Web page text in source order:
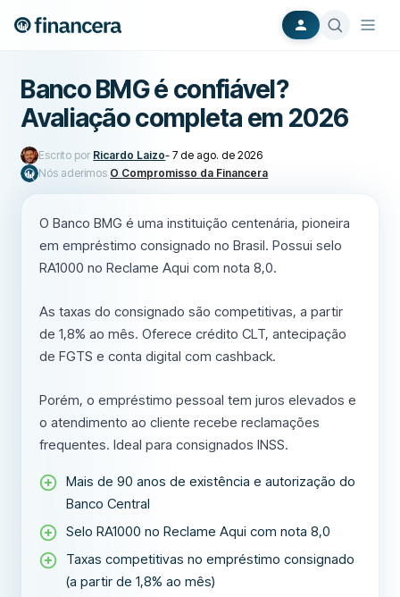
Banco BMG é confiável?
Avaliação completa em 2026
Escrito por Ricardo Laizo-7 de ago. de 2026
Nós aderimos O Compromisso da Financera
O Banco BMG é uma instituição centenária, pioneira
em empréstimo consignado no Brasil. Possui selo
RA1000 no Reclame Aqui com nota 8,0.
As taxas do consignado são competitivas, a partir
de 1,8% ao mês. Oferece crédito CLT, antecipação
de FGTS e conta digital com cashback.
Porém, o empréstimo pessoal tem juros elevados e
o atendimento ao cliente recebe reclamações
frequentes. Ideal para consignados INSS.
Mais de 90 anos de existência e autorização do
Banco Central
Selo RA1000 no Reclame Aqui com nota 8,0
Taxas competitivas no empréstimo consignado
(a partir de 1,8% ao mês)